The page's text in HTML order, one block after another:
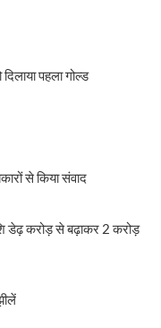
पहला गोल्ड
से किया संवाद
डेढ़ करोड़ से बढ़ाकर 2 करोड़